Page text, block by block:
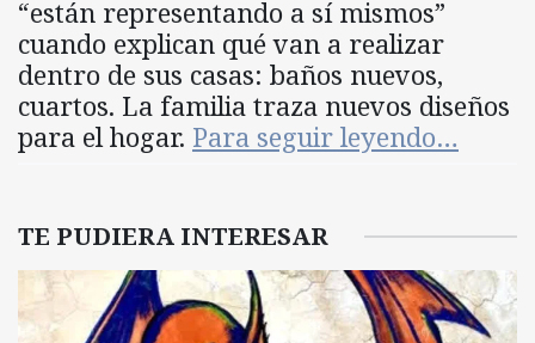
“están representando a sí mismos”
cuando explican qué van a realizar
dentro de sus casas: baños nuevos,
cuartos. La familia traza nuevos diseños
para el hogar. Para seguir leyendo…
TE PUDIERA INTERESAR